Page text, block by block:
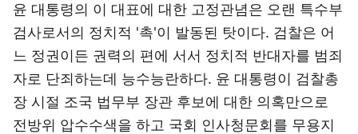
윤 대통령의 이 대표에 대한 고정관념은 오랜 특수부
검사로서의 정치적 '촉'이 발동된 탓이다. 검찰은 어
느 정권이든 권력의 편에 서서 정치적 반대자를 범죄
자로 단죄하는데 능수능란하다. 윤 대통령이 검찰총
장 시절 조국 법무부 장관 후보에 대한 의혹만으로
전방위 압수수색을 하고 국회 인사청문회를 무용지